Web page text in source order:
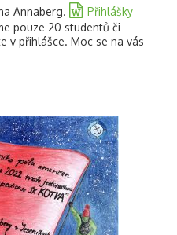
Annaberg.
Přihlášky
pouze 20 studentů či
v přihlášce. Moc se na vás